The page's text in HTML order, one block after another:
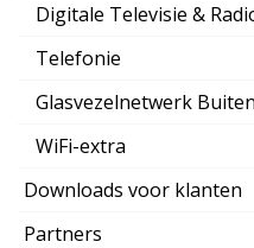
Digitale Televisie &
Telefonie
Glasvezelnetwerk
WiFi-extra
Downloads voor klanten
Partners